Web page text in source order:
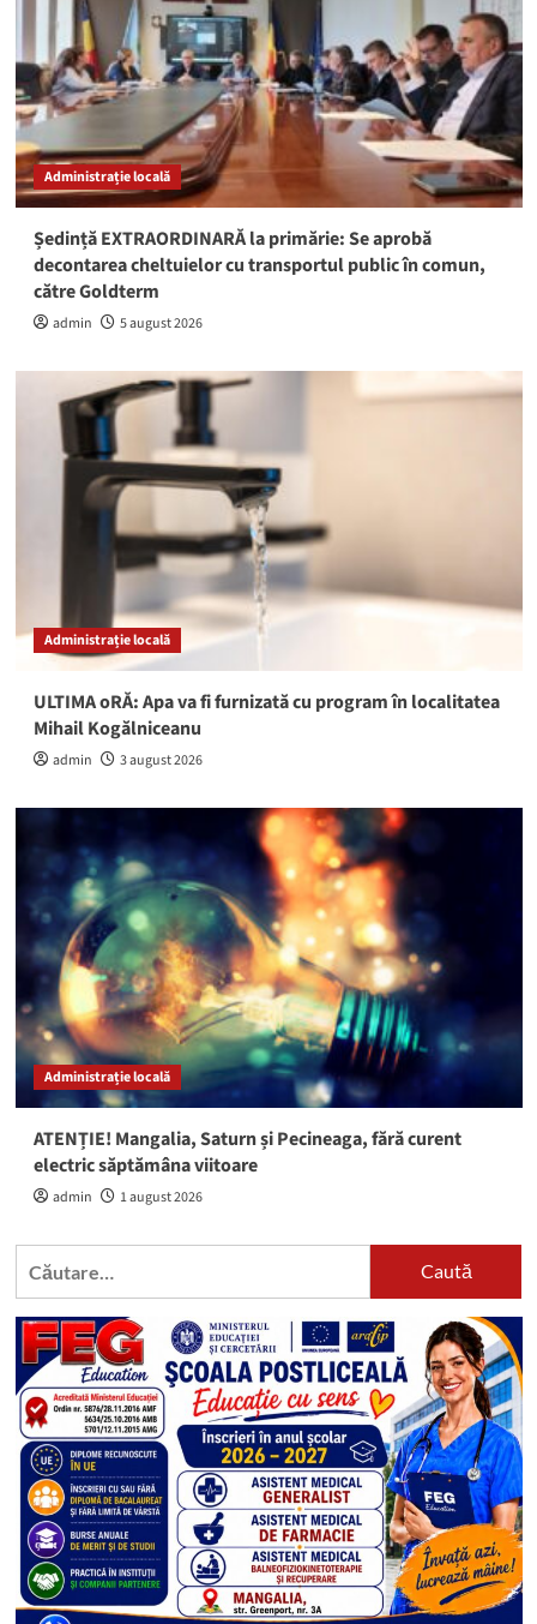
Administrație locală
Ședință EXTRAORDINARĂ la primărie: Se aprobă
decontarea cheltuielor cu transportul public în comun,
către Goldterm
admin 5 august 2026
Administrație locală
ULTIMA oRĂ: Apa va fi furnizată cu program în localitatea
Mihail Kogălniceanu
admin 3 august 2026
Administrație locală
ATENȚIE! Mangalia, Saturn și Pecineaga, fără curent
electric săptămâna viitoare
admin 1 august 2026
Caută